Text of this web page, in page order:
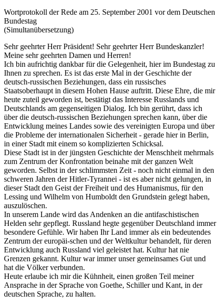
Wortprotokoll der Rede am 25. September 2001 vor dem Deutschen
Bundestag
(Simultanübersetzung)
Sehr geehrter Herr Präsident! Sehr geehrter Herr Bundeskanzler!
Meine sehr geehrten Damen und Herren!
Ich bin aufrichtig dankbar für die Gelegenheit, hier im Bundestag zu
Ihnen zu sprechen. Es ist das erste Mal in der Geschichte der
deutsch-russischen Beziehungen, dass ein russisches
Staatsoberhaupt in diesem Hohen Hause auftritt. Diese Ehre, die mir
heute zuteil geworden ist, bestätigt das Interesse Russlands und
Deutschlands am gegenseitigen Dialog. Ich bin gerührt, dass ich
über die deutsch-russischen Beziehungen sprechen kann, über die
Entwicklung meines Landes sowie des vereinigten Europa und über
die Probleme der internationalen Sicherheit - gerade hier in Berlin,
in einer Stadt mit einem so komplizierten Schicksal.
Diese Stadt ist in der jüngsten Geschichte der Menschheit mehrmals
zum Zentrum der Konfrontation beinahe mit der ganzen Welt
geworden. Selbst in der schlimmsten Zeit - noch nicht einmal in den
schweren Jahren der Hitler-Tyrannei - ist es aber nicht gelungen, in
dieser Stadt den Geist der Freiheit und des Humanismus, für den
Lessing und Wilhelm von Humboldt den Grundstein gelegt haben,
auszulöschen.
In unserem Lande wird das Andenken an die antifaschistischen
Helden sehr gepflegt. Russland hegte gegenüber Deutschland immer
besondere Gefühle. Wir haben Ihr Land immer als ein bedeutendes
Zentrum der europäi-schen und der Weltkultur behandelt, für deren
Entwicklung auch Russland viel geleistet hat. Kultur hat nie
Grenzen gekannt. Kultur war immer unser gemeinsames Gut und
hat die Völker verbunden.
Heute erlaube ich mir die Kühnheit, einen großen Teil meiner
Ansprache in der Sprache von Goethe, Schiller und Kant, in der
deutschen Sprache, zu halten.